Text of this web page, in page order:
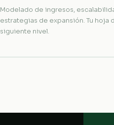
Modelado de ingresos,
estrategias de expansión. Tu hoja
siguiente nivel.